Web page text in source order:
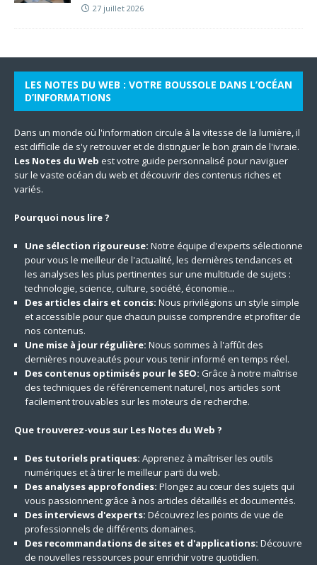
27 juillet 2026
LES NOTES DU WEB : VOTRE BOUSSOLE DANS L’OCÉAN
D’INFORMATIONS
Dans un monde où l'information circule à la vitesse de la lumière, il
est difficile de s'y retrouver et de distinguer le bon grain de l'ivraie.
Les Notes du Web est votre guide personnalisé pour naviguer
sur le vaste océan du web et découvrir des contenus riches et
variés.
Pourquoi nous lire ?
Une sélection rigoureuse: Notre équipe d'experts sélectionne
pour vous le meilleur de l'actualité, les dernières tendances et
les analyses les plus pertinentes sur une multitude de sujets :
technologie, science, culture, société, économie...
Des articles clairs et concis: Nous privilégions un style simple
et accessible pour que chacun puisse comprendre et profiter de
nos contenus.
Une mise à jour régulière: Nous sommes à l'affût des
dernières nouveautés pour vous tenir informé en temps réel.
Des contenus optimisés pour le SEO: Grâce à notre maîtrise
des techniques de référencement naturel, nos articles sont
facilement trouvables sur les moteurs de recherche.
Que trouverez-vous sur Les Notes du Web ?
Des tutoriels pratiques: Apprenez à maîtriser les outils
numériques et à tirer le meilleur parti du web.
Des analyses approfondies: Plongez au cœur des sujets qui
vous passionnent grâce à nos articles détaillés et documentés.
Des interviews d'experts: Découvrez les points de vue de
professionnels de différents domaines.
Des recommandations de sites et d'applications: Découvre
de nouvelles ressources pour enrichir votre quotidien.